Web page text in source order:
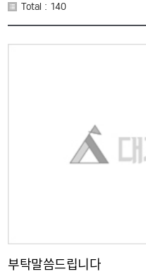
Total : 140
부탁말씀드립니다